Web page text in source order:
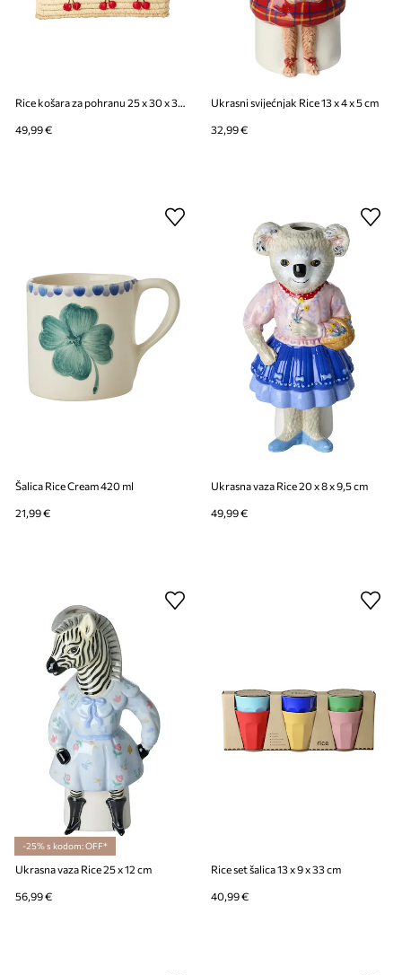
49,99 €
Ukrasni svijećnjak Rice 13 x 4 x 5 cm
32,99 €
Šalica Rice Cream 420 ml
21,99 €
Ukrasna vaza Rice 20 x 8 x 9,5 cm
49,99 €
-25% s kodom: OFF*
Ukrasna vaza Rice 25 x 12 cm
56,99 €
Rice set šalica 13 x 9 x 33 cm
40,99 €